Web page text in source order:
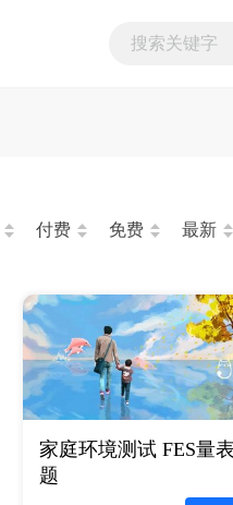
付费 免费 最新
家庭环境测试 FES量
题